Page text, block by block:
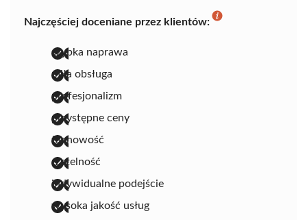
Najczęściej doceniane przez klientów:
szybka naprawa
miła obsługa
profesjonalizm
przystępne ceny
fachowość
rzetelność
indywidualne podejście
wysoka jakość usług